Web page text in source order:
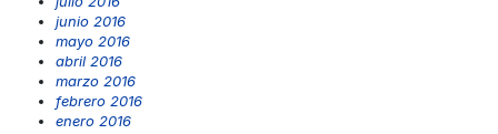
junio 2016
mayo 2016
abril 2016
marzo 2016
febrero 2016
enero 2016